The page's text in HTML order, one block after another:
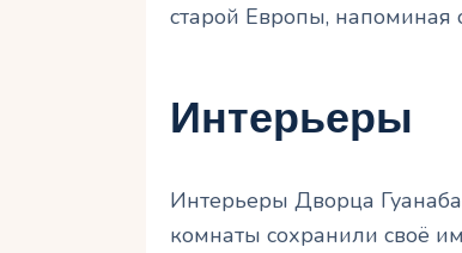
старой Европы, напоминая
Интерьеры
Интерьеры Дворца
комнаты сохранили своё